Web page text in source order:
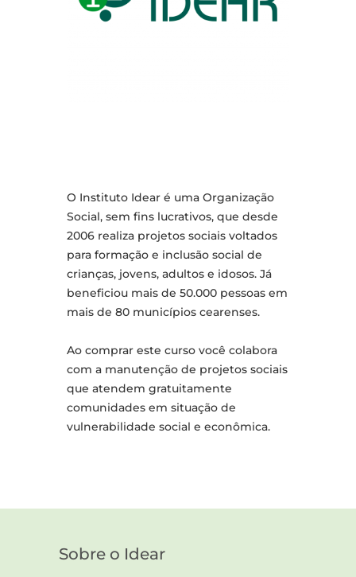
O Instituto Idear é uma Organização
Social, sem fins lucrativos, que desde
2006 realiza projetos sociais voltados
para formação e inclusão social de
crianças, jovens, adultos e idosos. Já
beneficiou mais de 50.000 pessoas em
mais de 80 municípios cearenses.
Ao comprar este curso você colabora
com a manutenção de projetos sociais
que atendem gratuitamente
comunidades em situação de
vulnerabilidade social e econômica.
Sobre o Idear